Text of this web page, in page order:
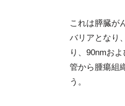
これは膵臓が
バリアとなり
り、90nmお
管から腫瘍組
う。